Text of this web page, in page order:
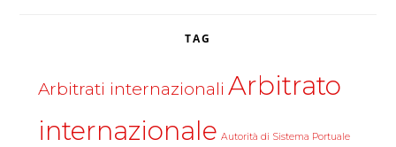
TAG
Arbitrati internazionali Arbitrato
internazionale Autorità di Sistema Portuale